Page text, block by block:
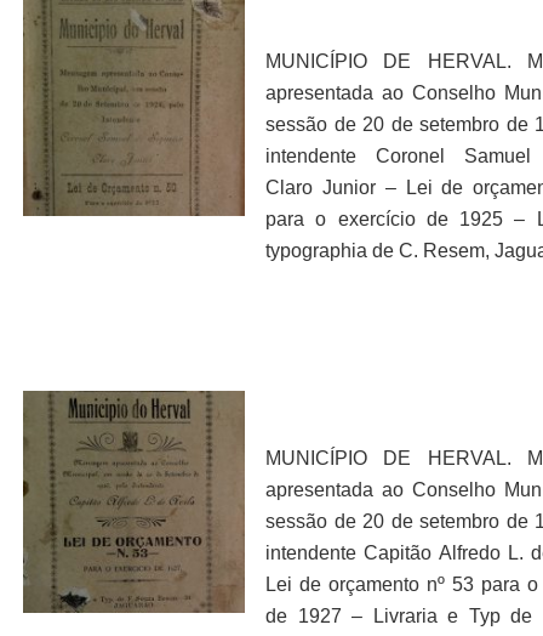
MUNICÍPIO DE HERVAL.
apresentada ao Conselho
sessão de 20 de setembro de
intendente Coronel Samuel
Claro Junior – Lei de
para o exercício de 1925 –
typographia de C. Resem,
MUNICÍPIO DE HERVAL.
apresentada ao Conselho
sessão de 20 de setembro de
intendente Capitão Alfredo L.
Lei de orçamento nº 53 para
de 1927 – Livraria e Typ de